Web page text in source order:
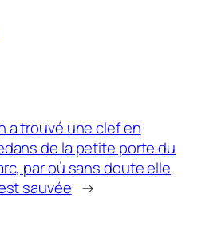
a trouvé une clef en
de la petite porte du
par où sans doute elle
sauvée →